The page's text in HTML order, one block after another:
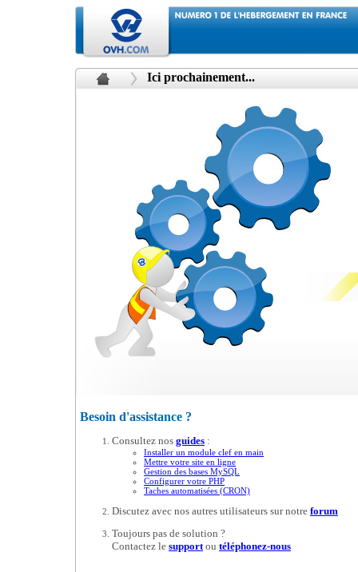
Ici prochainement...
Besoin d'assistance ?
Consultez nos guides :
Installer un module clef en main
Mettre votre site en ligne
Gestion des bases MySQL
Configurer votre PHP
Taches automatisées (CRON)
Discutez avec nos autres utilisateurs sur notre forum
Toujours pas de solution ?
Contactez le supportou téléphonez-nous